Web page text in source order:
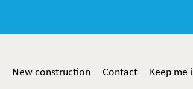
New construction Contact Keep me